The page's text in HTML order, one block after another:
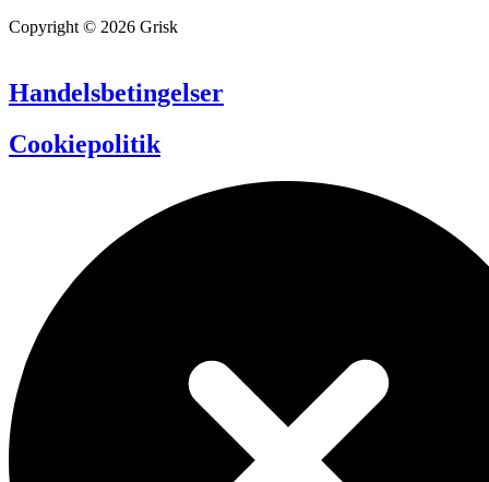
Copyright © 2026 Grisk
Handelsbetingelser
Cookiepolitik